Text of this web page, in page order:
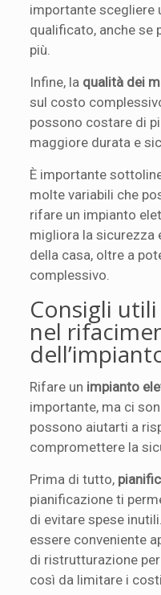
importante scegliere
qualificato, anche se
più.
Infine, la qualità dei
sul costo
possono costare di
maggiore durata e
È importante
molte variabili che
rifare un impianto
migliora la sicurezza
della casa, oltre a
complessivo.
Consigli
nel
Rifare un impianto
importante, ma ci
possono aiutarti a
compromettere la
Prima di tutto,
pianificazione ti
di evitare spese
essere conveniente
di ristrutturazione
così da limitare i